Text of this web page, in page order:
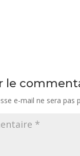
le
e-mail ne sera pas